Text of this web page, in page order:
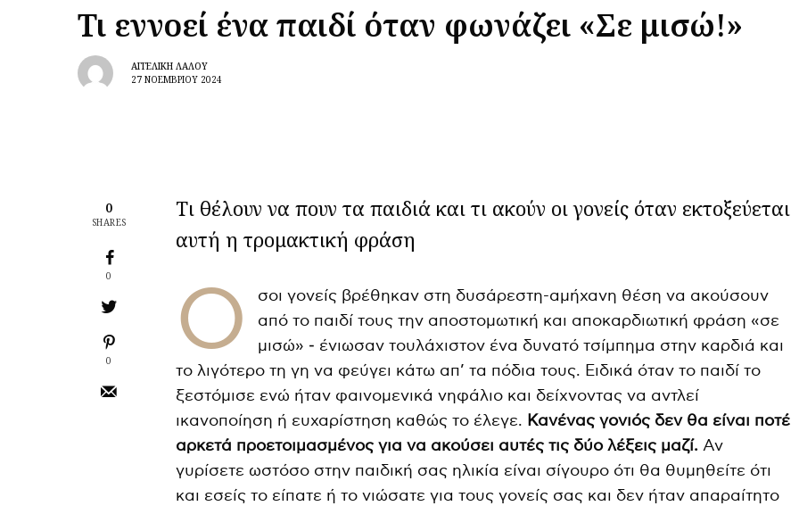
Τι εννοεί ένα παιδί όταν φωνάζει «Σε μισώ!»
ΑΓΓΕΛΙΚΉ ΛΆΛΟΥ
27 ΝΟΕΜΒΡΊΟΥ 2024
0
SHARES
0
0
Τι θέλουν να πουν τα παιδιά και τι ακούν οι γονείς όταν εκτοξεύεται
αυτή η τρομακτική φράση
Ό
σοι γονείς βρέθηκαν στη δυσάρεστη-αμήχανη θέση να ακούσουν
από το παιδί τους την αποστομωτική και αποκαρδιωτική φράση «σε
μισώ» ‒ ένιωσαν τουλάχιστον ένα δυνατό τσίμπημα στην καρδιά και
το λιγότερο τη γη να φεύγει κάτω απ’ τα πόδια τους. Ειδικά όταν το παιδί το
ξεστόμισε ενώ ήταν φαινομενικά νηφάλιο και δείχνοντας να αντλεί
ικανοποίηση ή ευχαρίστηση καθώς το έλεγε. Κανένας γονιός δεν θα είναι ποτέ
αρκετά προετοιμασμένος για να ακούσει αυτές τις δύο λέξεις μαζί. Αν
γυρίσετε ωστόσο στην παιδική σας ηλικία είναι σίγουρο ότι θα θυμηθείτε ότι
και εσείς το είπατε ή το νιώσατε για τους γονείς σας και δεν ήταν απαραίτητο